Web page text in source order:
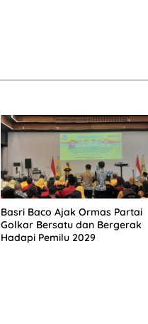
Basri Baco Ajak Ormas Partai
Golkar Bersatu dan Bergerak
Hadapi Pemilu 2029